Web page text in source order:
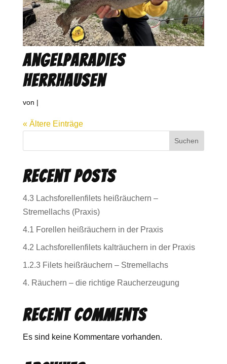
Angelparadies
Herrhausen
von |
« Ältere Einträge
Suchen
Recent Posts
4.3 Lachsforellenfilets heißräuchern –
Stremellachs (Praxis)
4.1 Forellen heißräuchern in der Praxis
4.2 Lachsforellenfilets kalträuchern in der Praxis
1.2.3 Filets heißräuchern – Stremellachs
4. Räuchern – die richtige Raucherzeugung
Recent Comments
Es sind keine Kommentare vorhanden.